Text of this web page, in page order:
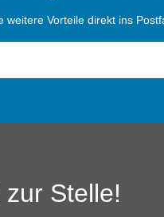
Vorteile direkt ins
Stelle!